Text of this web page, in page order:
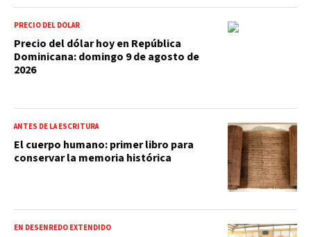
PRECIO DEL DÓLAR
Precio del dólar hoy en República
Dominicana: domingo 9 de agosto de
2026
ANTES DE LA ESCRITURA
El cuerpo humano: primer libro para
conservar la memoria histórica
EN DESENREDO EXTENDIDO